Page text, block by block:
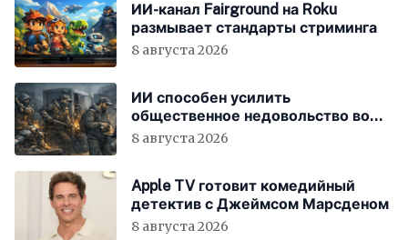
ИИ-канал Fairground на Roku
размывает стандарты стриминга
8 августа 2026
ИИ способен усилить
общественное недовольство во
всём мире
8 августа 2026
Apple TV готовит комедийный
детектив с Джеймсом Марсденом
8 августа 2026